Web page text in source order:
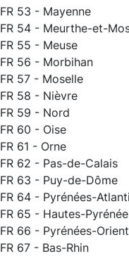
FR 53 - Mayenne
FR 54 - Meurthe-et-
FR 55 - Meuse
FR 56 - Morbihan
FR 57 - Moselle
FR 58 - Nièvre
FR 59 - Nord
FR 60 - Oise
FR 61 - Orne
FR 62 - Pas-de-Calais
FR 63 - Puy-de-Dôme
FR 64 - Pyrénées-
FR 65 - Hautes-
FR 66 - Pyrénées-
FR 67 - Bas-Rhin